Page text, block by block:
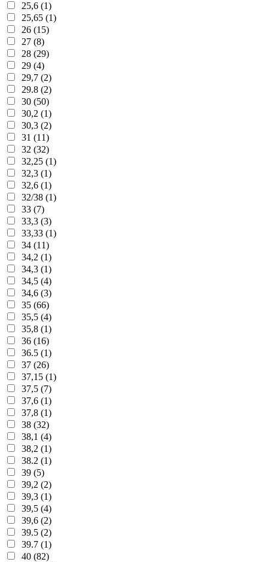
25,6 (1)
25,65 (1)
26 (15)
27 (8)
28 (29)
29 (4)
29,7 (2)
29.8 (2)
30 (50)
30,2 (1)
30,3 (2)
31 (11)
32 (32)
32,25 (1)
32,3 (1)
32,6 (1)
32/38 (1)
33 (7)
33,3 (3)
33,33 (1)
34 (11)
34,2 (1)
34,3 (1)
34,5 (4)
34,6 (3)
35 (66)
35,5 (4)
35,8 (1)
36 (16)
36.5 (1)
37 (26)
37,15 (1)
37,5 (7)
37,6 (1)
37,8 (1)
38 (32)
38,1 (4)
38,2 (1)
38.2 (1)
39 (5)
39,2 (2)
39,3 (1)
39,5 (4)
39,6 (2)
39.5 (2)
39.7 (1)
40 (82)